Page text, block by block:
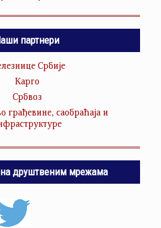
партнери
Србије
Карго
Србвоз
грађевине, саобраћаја и
на друштвеним мрежама